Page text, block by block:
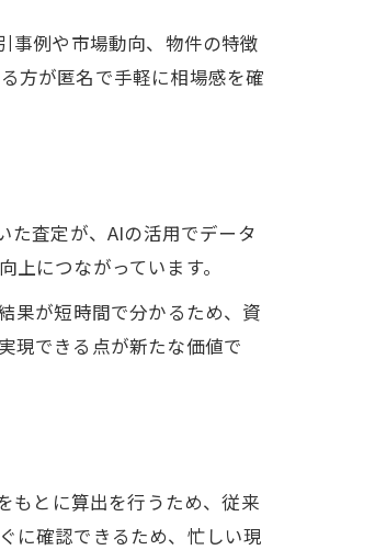
事例や市場動向、物件の特徴
方が匿名で手軽に相場感を確
た査定が、AIの活用でデータ
につながっています。
果が短時間で分かるため、資
現できる点が新たな価値で
もとに算出を行うため、従来
に確認できるため、忙しい現